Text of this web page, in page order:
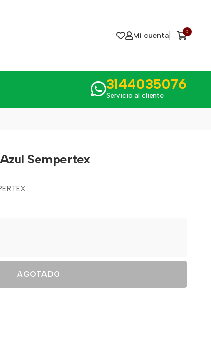
Mi cuenta 0
3144035076
Servicio al cliente
Sempertex
AGOTADO